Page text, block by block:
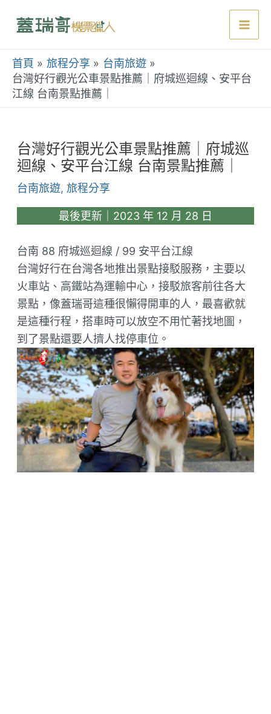
首頁 旅程分享
台南旅遊
台灣好行觀光公車景點推薦｜府城巡迴線、安平台
江線 台南景點推薦｜
台灣好行觀光公車景點推薦｜府城巡
迴線、安平台江線 台南景點推薦｜
台南旅遊, 旅程分享
最後更新｜2023 年 12 月 28 日
台南 88 府城巡迴線 / 99 安平台江線
台灣好行在台灣各地推出景點接駁服務，主要以
火車站、高鐵站為運輸中心，接駁旅客前往各大
景點，像蓋瑞哥這種很懶得開車的人，最喜歡就
是這種行程，搭車時可以放空不用忙著找地圖，
到了景點還要人擠人找停車位。